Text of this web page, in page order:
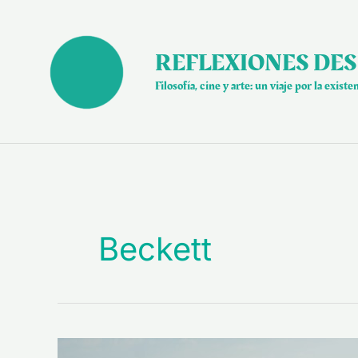
contenido
REFLEXIONES
Filosofía, cine y arte: un viaje por la
Beckett